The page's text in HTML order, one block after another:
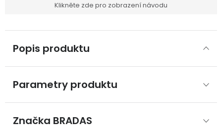
Klikněte zde pro zobrazení návodu
Popis produktu
Parametry produktu
Značka BRADAS